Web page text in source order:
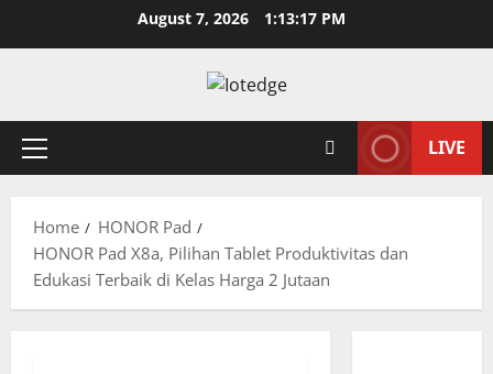
August 7, 2026 1:13:18 PM
Primary
LIVE
Home
HONOR Pad
HONOR Pad X8a, Pilihan Tablet Produktivitas dan
Edukasi Terbaik di Kelas Harga 2 Jutaan